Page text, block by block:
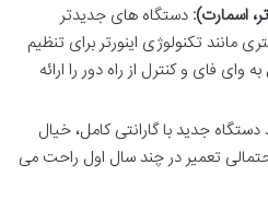
اسمارت): دستگاه های جدیدتر
مانند تکنولوژی اینورتر برای تنظیم
وای فای و کنترل از راه دور را ارائه
دستگاه جدید با گارانتی کامل، خیال
احتمالی تعمیر در چند سال اول راحت می